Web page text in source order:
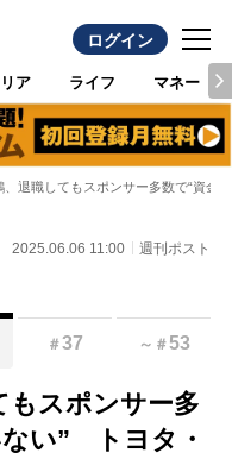
ログイン
ア ライフ マネー
、退職してもスポンサー多数で“資
2025.06.06 11:00 週刊ポスト
＃37 ～ ＃53
もスポンサー多
い” トヨタ・